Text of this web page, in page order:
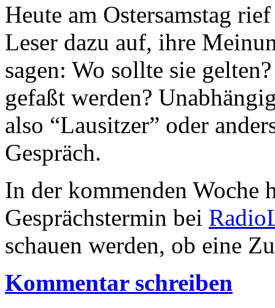
Heute am Ostersamstag
Leser dazu auf, ihre
sagen: Wo sollte sie
gefaßt werden?
also “Lausitzer” oder
Gespräch.
In der kommenden Woche
Gesprächstermin bei
schauen werden, ob eine
Kommentar schreiben